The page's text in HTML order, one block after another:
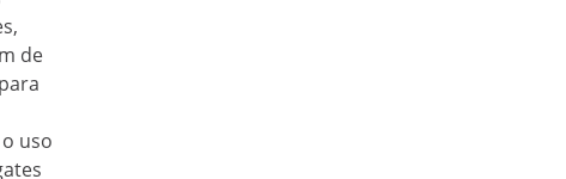
de
uso